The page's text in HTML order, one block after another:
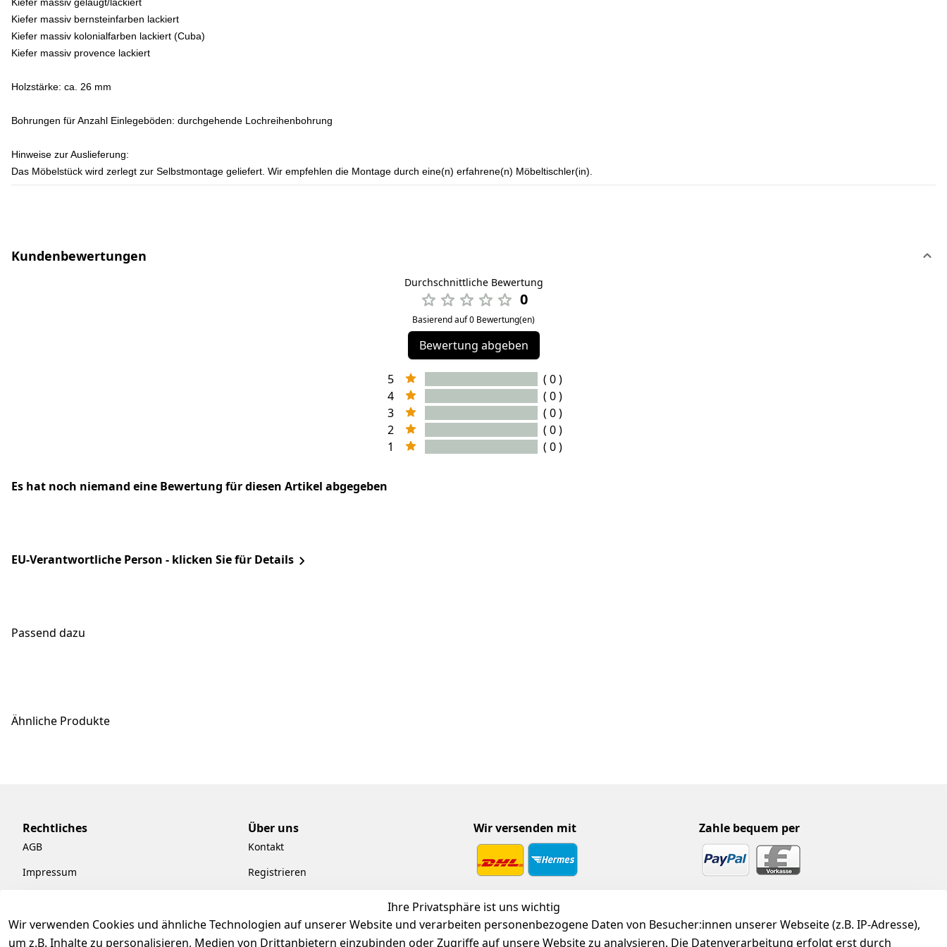
Kiefer massiv bernsteinfarben lackiert
Kiefer massiv kolonialfarben lackiert (Cuba)
Kiefer massiv provence lackiert
Holzstärke: ca. 26 mm
Bohrungen für Anzahl Einlegeböden: durchgehende Lochreihenbohrung
Hinweise zur Auslieferung:
Das Möbelstück wird zerlegt zur Selbstmontage geliefert. Wir empfehlen die Montage durch eine(n) erfahrene(n) Möbeltischler(in).
Kundenbewertungen
Durchschnittliche Bewertung
0
Basierend auf 0 Bewertung(en)
Bewertung abgeben
5
( 0 )
4
( 0 )
3
( 0 )
2
( 0 )
1
( 0 )
Es hat noch niemand eine Bewertung für diesen Artikel abgegeben
EU-Verantwortliche Person - klicken Sie für Details
Passend dazu
Ähnliche Produkte
Ihre Privatsphäre ist uns wichtig
Wir verwenden Cookies und ähnliche Technologien auf unserer Website und verarbeiten personenbezogene Daten von Besucher:innen unserer Webseite (z.B. IP-Adresse),
um z.B. Inhalte zu personalisieren, Medien von Drittanbietern einzubinden oder Zugriffe auf unsere Website zu analysieren. Die Datenverarbeitung erfolgt erst durch
Rechtliches
AGB
Impressum
Barrierefreiheitserklärung
Über uns
Kontakt
Registrieren
Pflege & Kundendienst
Wir versenden mit Zahle bequem per